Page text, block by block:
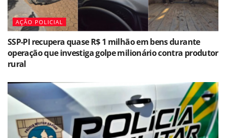
AÇÃO POLICIAL
SSP-PI recupera quase R$ 1 milhão em bens durante
operação que investiga golpe milionário contra produtor
rural